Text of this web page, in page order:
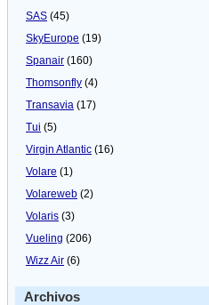
SAS (45)
SkyEurope (19)
Spanair (160)
Thomsonfly (4)
Transavia (17)
Tui (5)
Virgin Atlantic (16)
Volare (1)
Volareweb (2)
Volaris (3)
Vueling (206)
Wizz Air (6)
Archivos